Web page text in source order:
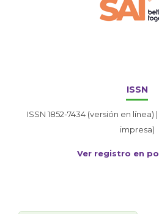
ISSN
ISSN 1852-7434 (versión en línea) |
impresa)
Ver registro en